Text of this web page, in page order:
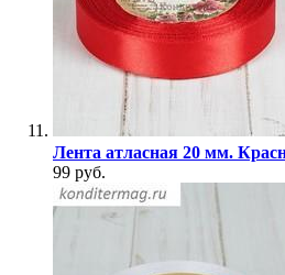
Лента атласная 20 мм.
99 руб.